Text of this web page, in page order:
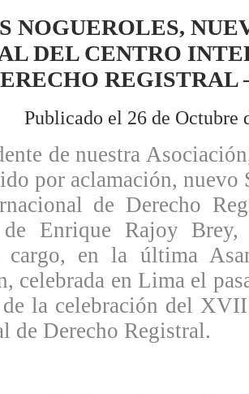
NOGUEROLES,
DEL CENTRO
REGISTRAL
Publicado el 26 de Octubre
de nuestra
por aclamación, nuevo
de Derecho
de Enrique Rajoy
cargo, en la última
celebrada en Lima el
la celebración del
de Derecho Registral.